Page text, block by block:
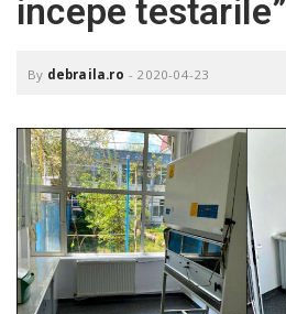
a
i
g
a
incepe testarile”
By debraila.ro - 2020-04-23